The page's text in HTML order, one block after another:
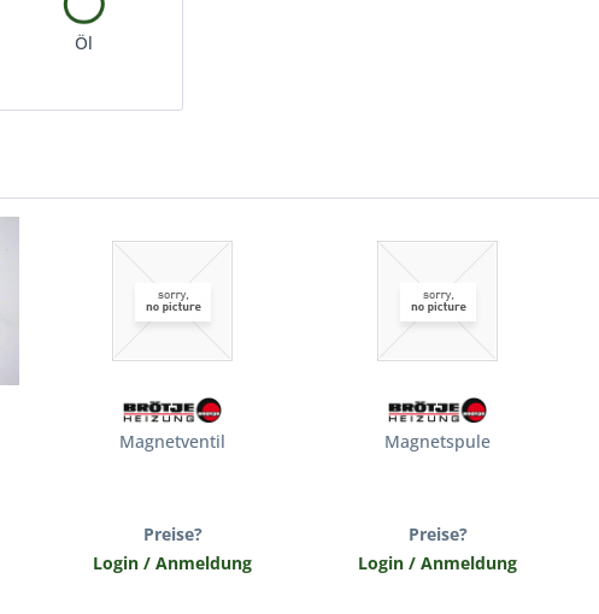
Öl
Magnetventil
Preise?
Login / Anmeldung
Magnetspule
Preise?
Login / Anmeldung